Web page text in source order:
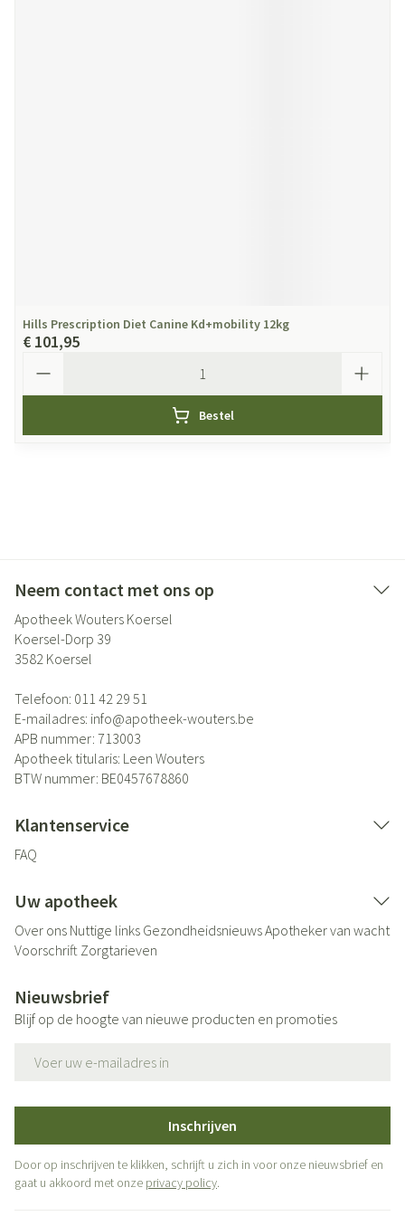
Hills Prescription Diet Canine Kd+mobility 12kg
€ 101,95
Bestel
Neem contact met ons op
Apotheek Wouters Koersel
Koersel-Dorp 39
3582 Koersel
Telefoon: 011 42 29 51
E-mailadres: info@apotheek-wouters.be
APB nummer: 713003
Apotheek titularis: Leen Wouters
BTW nummer: BE0457678860
Klantenservice
FAQ
Uw apotheek
Over ons Nuttige links GezondheidsnieuwsApotheker van wacht
Voorschrift Zorgtarieven
Nieuwsbrief
Blijf op de hoogte van nieuwe producten en promoties
Inschrijven
Door op inschrijven te klikken, schrijft u zich in voor onze nieuwsbrief en
gaat u akkoord met onze privacy policy.